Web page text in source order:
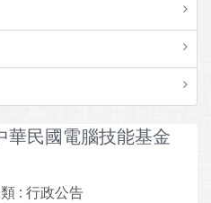
華民國電腦技能基金
: 行政公告